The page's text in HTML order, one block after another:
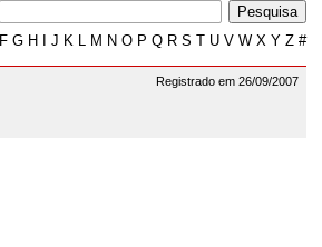
F G H J K L M N O P Q R S T U V W X Y Z #
Registrado em 26/09/2007